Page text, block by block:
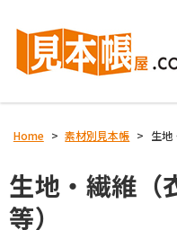
Home > 素材別見本帳 > 生地
生地・繊維（
等）